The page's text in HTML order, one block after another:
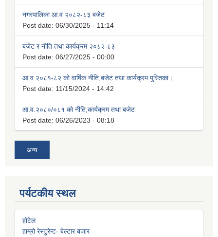
नगरपालिका आ.व २०८२-८३ बजेट
Post date: 06/30/2025 - 11:14
बजेट र नीति तथा कार्यक्रम २०८२-८३
Post date: 06/27/2025 - 00:00
आ.व.२०८१-८२ को वार्षिक नीति,बजेट तथा कार्यक्रम पुस्तिका।
Post date: 11/15/2024 - 14:42
आ.व.२०८०/०८१ को नीति,कार्यक्रम तथा बजेट
Post date: 06/26/2023 - 08:18
अन्य
पर्यटकीय स्थल
होटेल
हाम्रो रेस्टुरेन्ट- बेल्टार बजार